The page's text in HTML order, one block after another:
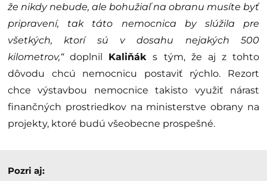
že nikdy nebude, ale bohužiaľ na obranu musíte byť
pripravení, tak táto nemocnica by slúžila pre
všetkých, ktorí sú v dosahu nejakých 500
kilometrov,“doplnil Kaliňák s tým, že aj z tohto
dôvodu chcú nemocnicu postaviť rýchlo. Rezort
chce výstavbou nemocnice takisto využiť nárast
finančných prostriedkov na ministerstve obrany na
projekty, ktoré budú všeobecne prospešné.
Pozri aj: